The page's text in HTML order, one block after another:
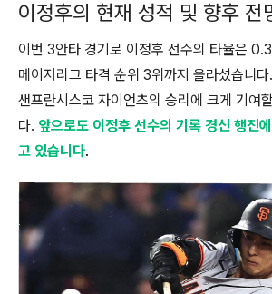
이정후의 현재 성적 및 향후 전
이번 3안타 경기로 이정후 선수의 타율은
메이저리그 타격 순위 3위까지 올라섰습니
샌프란시스코 자이언츠의 승리에 크게 기여
다. 앞으로도 이정후 선수의 기록 경신 행진
고 있습니다.